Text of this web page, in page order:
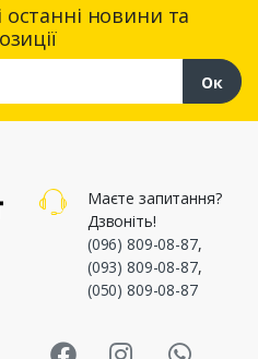
новини та
Ок
Маєте запитання?
Дзвоніть!
(096) 809-08-87,
(093) 809-08-87,
(050) 809-08-87